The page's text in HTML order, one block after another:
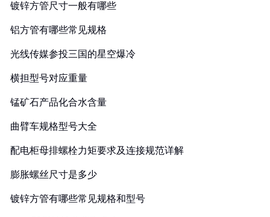
镀锌方管尺寸一般有哪些
铝方管有哪些常见规格
光线传媒参投三国的星空爆冷
横担型号对应重量
锰矿石产品化合水含量
曲臂车规格型号大全
配电柜母排螺栓力矩要求及连接规范详解
膨胀螺丝尺寸是多少
镀锌方管有哪些常见规格和型号